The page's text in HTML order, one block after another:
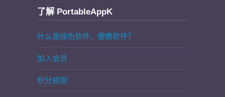
了解 PortableAppK
什么是绿色软件、便携软件？
加入会员
积分规则